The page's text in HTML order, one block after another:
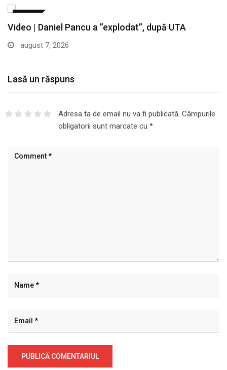
Video | Daniel Pancu a ”explodat”, după UTA
august 7, 2026
Lasă un răspuns
Adresa ta de email nu va fi publicată. Câmpurile
obligatorii sunt marcate cu *